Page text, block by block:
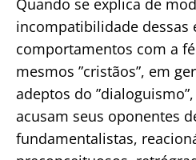
Quando se explica de
incompatibilidade dessas
comportamentos com a
mesmos ”cristãos”, em
adeptos do
acusam seus oponentes
fundamentalistas,